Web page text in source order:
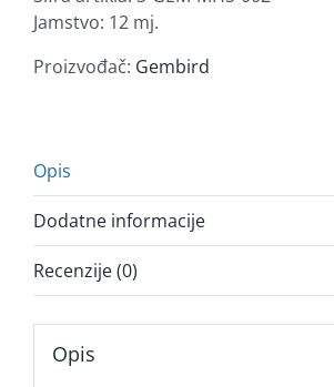
Jamstvo: 12 mj.
Proizvođač: Gembird
Opis
Dodatne informacije
Recenzije (0)
Opis